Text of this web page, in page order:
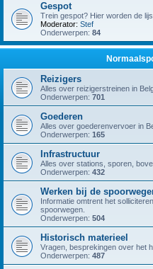
Gespot
Trein gespot? Hier worden de
Moderator: Stef
Onderwerpen: 84
Reizigers
Alles over reizigerstreinen in
Onderwerpen: 701
Goederen
Alles over goederenvervoer in
Onderwerpen: 165
Infrastructuur
Alles over stations, sporen,
Onderwerpen: 432
Werken bij de
Informatie omtrent het
spoorwegen.
Onderwerpen: 504
Historisch materieel
Vragen, besprekingen over het
Onderwerpen: 487